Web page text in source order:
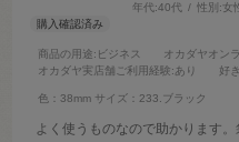
年代:40代 性別:女
商品の用途:ビジネス オカダヤオン
オカダヤ実店舗ご利用経験:あり 好
色：38mm サイズ：233.ブラック
よく使うものなので助かります